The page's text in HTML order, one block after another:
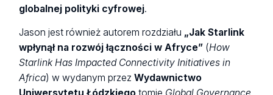
globalnej polityki cyfrowej.
Jason jest również autorem rozdziału „Jak Starlink
wpłynął na rozwój łączności w Afryce” (How
Starlink Has Impacted Connectivity Initiatives in
Africa) w wydanym przezWydawnictwo